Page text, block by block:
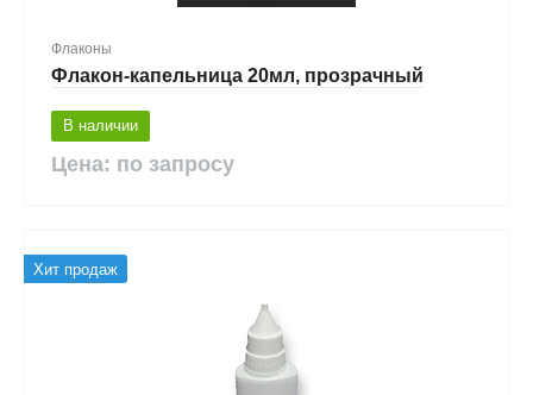
Флаконы
Флакон-капельница 20мл, прозрачный
В наличии
Цена: по запросу
Хит продаж